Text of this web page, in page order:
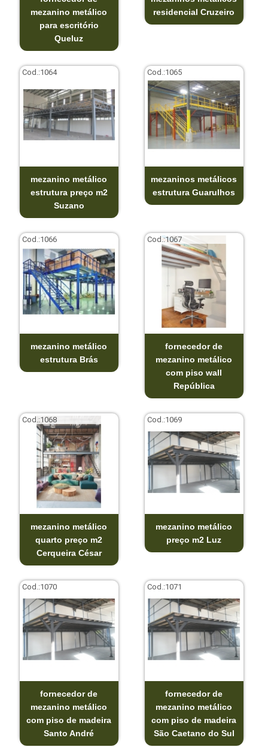
mezanino metálico
para escritório
Queluz
residencial Cruzeiro
Cod.:1064
mezanino metálico
estrutura preço m2
Suzano
Cod.:1065
mezaninos metálicos
estrutura Guarulhos
Cod.:1066
mezanino metálico
estrutura Brás
Cod.:1067
fornecedor de
mezanino metálico
com piso wall
República
Cod.:1068
mezanino metálico
quarto preço m2
Cerqueira César
Cod.:1069
mezanino metálico
preço m2 Luz
Cod.:1070
fornecedor de
mezanino metálico
com piso de madeira
Santo André
Cod.:1071
fornecedor de
mezanino metálico
com piso de madeira
São Caetano do Sul